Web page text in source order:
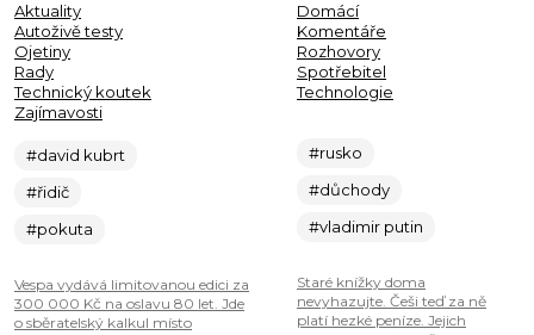
Aktuality
Autoživě testy
Ojetiny
Rady
Technický koutek
Zajímavosti
#david kubrt
#řidič
#pokuta
Vespa vydává limitovanou edici za
300 000 Kč na oslavu 80 let. Jde
o sběratelský kalkul místo
Domácí
Komentáře
Rozhovory
Spotřebitel
Technologie
#rusko
#důchody
#vladimir putin
Staré knížky doma
nevyhazujte. Češi teď za ně
platí hezké peníze. Jejich